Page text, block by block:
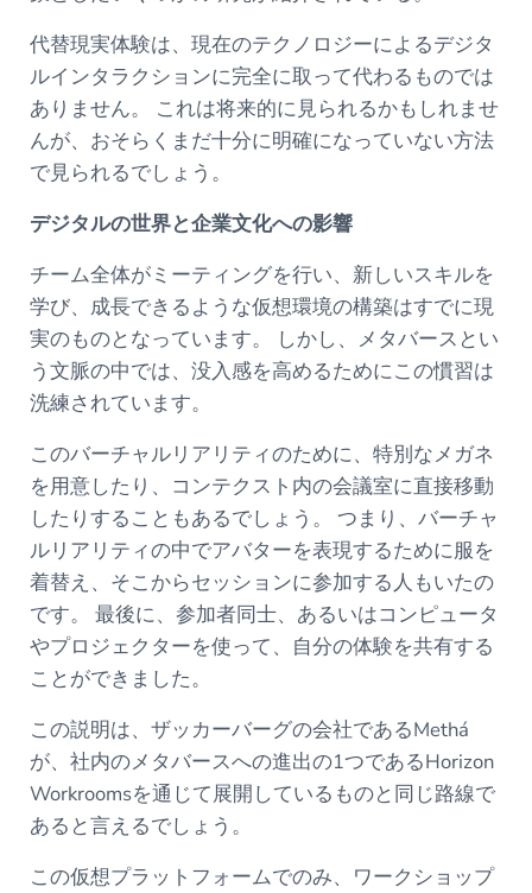
代替現実体験は、現在のテクノロジーによるデジタ
ルインタラクションに完全に取って代わるものでは
ありません。 これは将来的に見られるかもしれませ
んが、おそらくまだ十分に明確になっていない方法
で見られるでしょう。
デジタルの世界と企業文化への影響
チーム全体がミーティングを行い、新しいスキルを
学び、成長できるような仮想環境の構築はすでに現
実のものとなっています。 しかし、メタバースとい
う文脈の中では、没入感を高めるためにこの慣習は
洗練されています。
このバーチャルリアリティのために、特別なメガネ
を用意したり、コンテクスト内の会議室に直接移動
したりすることもあるでしょう。 つまり、バーチャ
ルリアリティの中でアバターを表現するために服を
着替え、そこからセッションに参加する人もいたの
です。 最後に、参加者同士、あるいはコンピュータ
やプロジェクターを使って、自分の体験を共有する
ことができました。
この説明は、ザッカーバーグの会社であるMethá
が、社内のメタバースへの進出の1つであるHorizon
Workroomsを通じて展開しているものと同じ路線で
あると言えるでしょう。
この仮想プラットフォームでのみ、ワークショップ